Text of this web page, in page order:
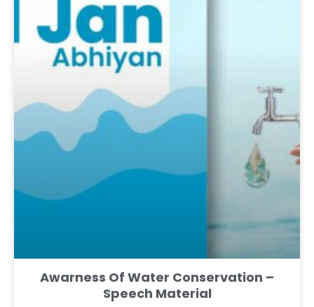
Awarness Of Water Conservation –
Speech Material